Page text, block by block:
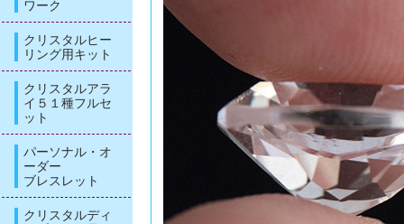
ワーク
クリスタルヒー
リング用キット
クリスタルアラ
イ５１種フルセ
ット
パーソナル・オ
ーダー
ブレスレット
クリスタルディ